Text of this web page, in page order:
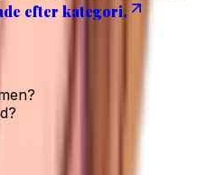
efter kategori.